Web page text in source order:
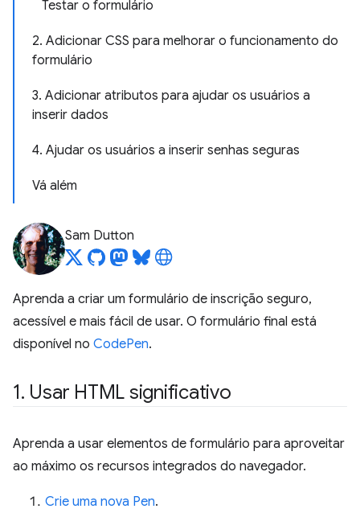
Testar o formulário
2. Adicionar CSS para melhorar o funcionamento do
formulário
3. Adicionar atributos para ajudar os usuários a
inserir dados
4. Ajudar os usuários a inserir senhas seguras
Vá além
Sam Dutton
Aprenda a criar um formulário de inscrição seguro,
acessível e mais fácil de usar. O formulário final está
disponível no CodePen.
1. Usar HTML significativo
Aprenda a usar elementos de formulário para aproveitar
ao máximo os recursos integrados do navegador.
Crie uma nova Pen.